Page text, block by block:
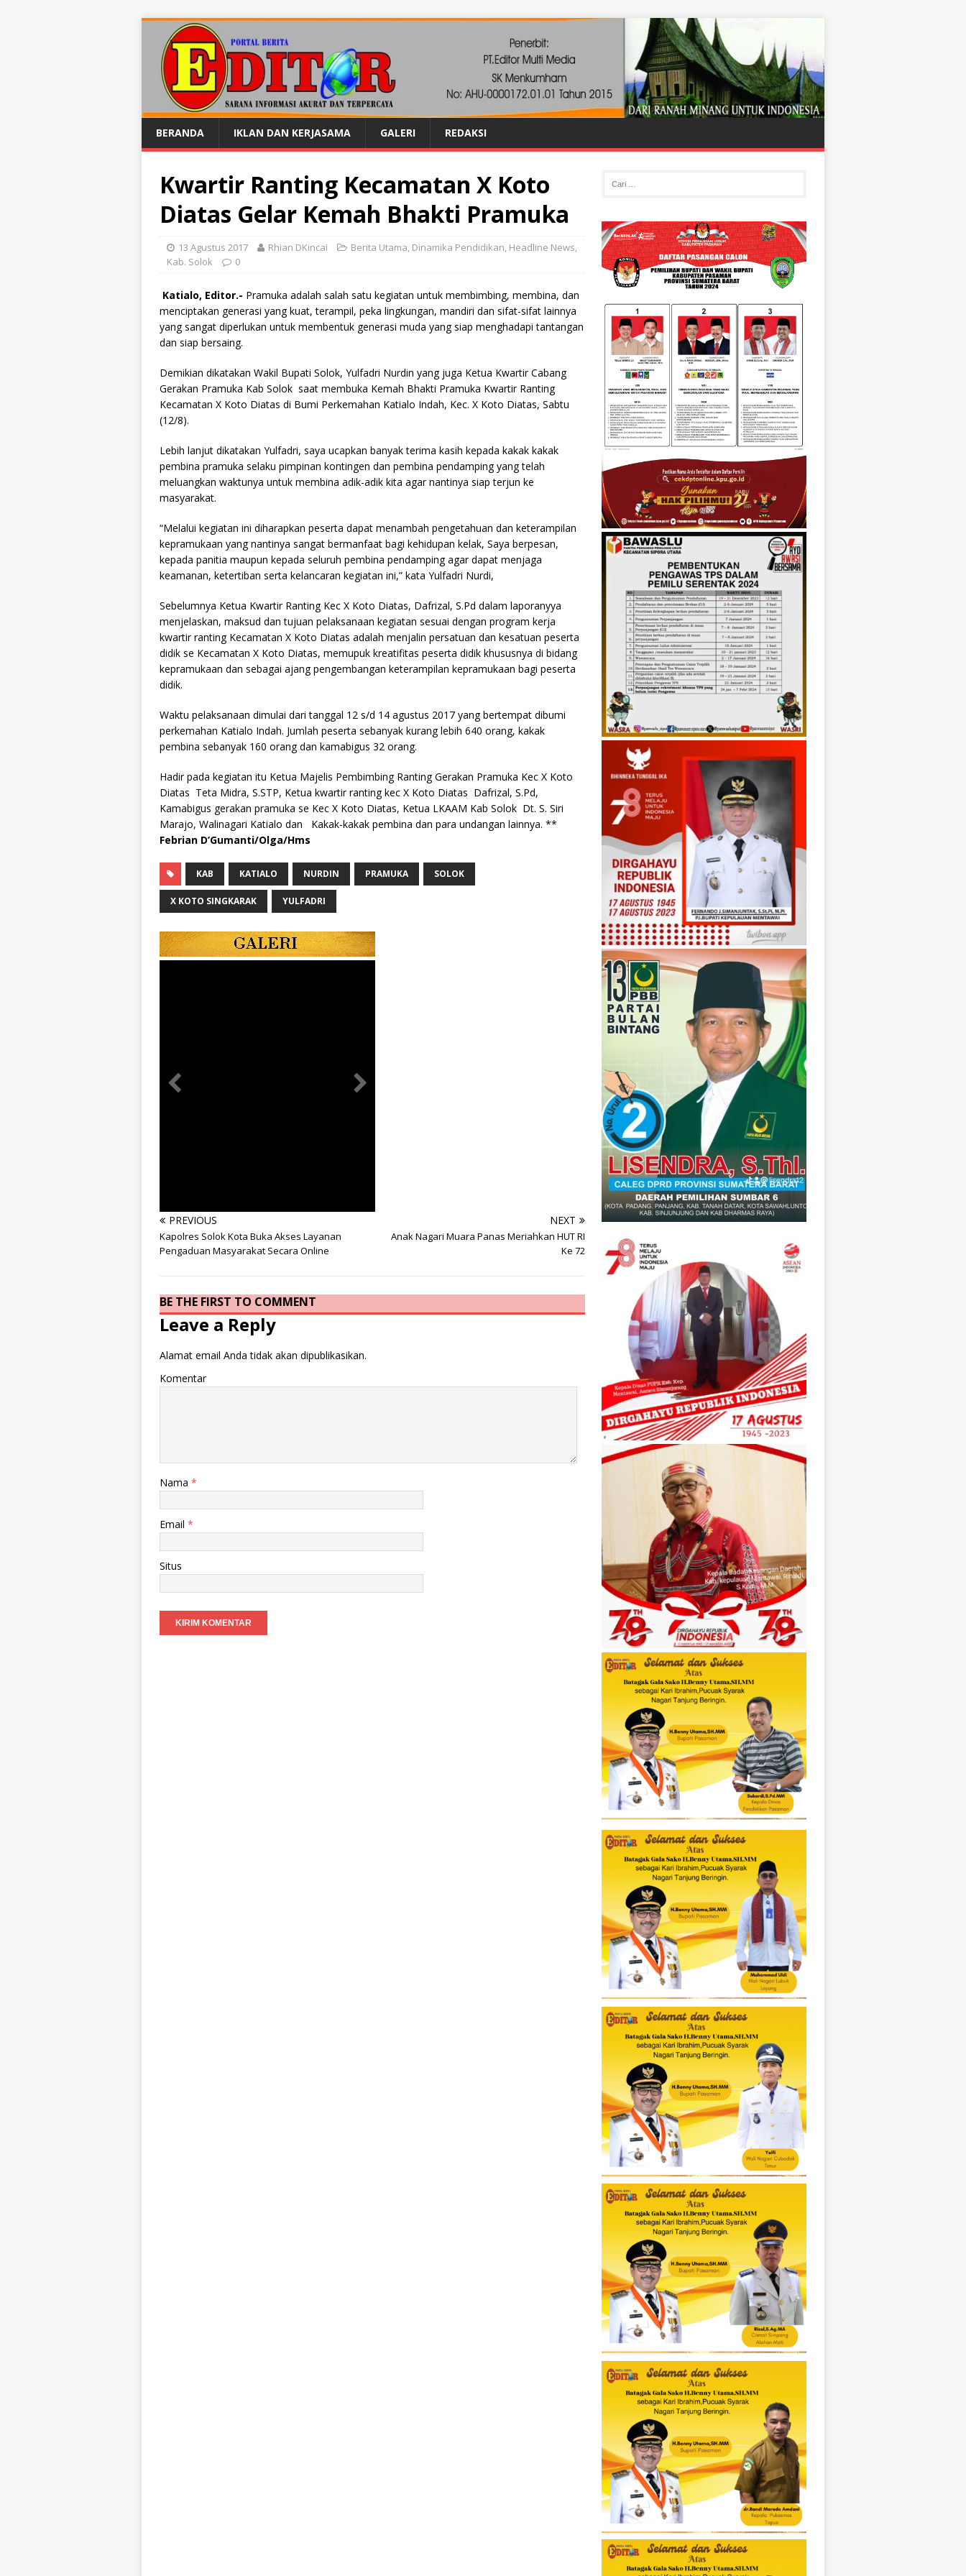
BERANDA IKLAN DAN KERJASAMA GALERI REDAKSI
Kwartir Ranting Kecamatan X Koto
Diatas Gelar Kemah Bhakti Pramuka
13 Agustus 2017 Rhian DKincai Berita Utama, Dinamika Pendidikan, Headline News,
Kab. Solok
0
Katialo, Editor.- Pramuka adalah salah satu kegiatan untuk membimbing, membina, dan
menciptakan generasi yang kuat, terampil, peka lingkungan, mandiri dan sifat-sifat lainnya
yang sangat diperlukan untuk membentuk generasi muda yang siap menghadapi tantangan
dan siap bersaing.
Demikian dikatakan Wakil Bupati Solok, Yulfadri Nurdin yang juga Ketua Kwartir Cabang
Gerakan Pramuka Kab Solok saat membuka Kemah Bhakti Pramuka Kwartir Ranting
Kecamatan X Koto Diatas di Bumi Perkemahan Katialo Indah, Kec. X Koto Diatas, Sabtu
(12/8).
Lebih lanjut dikatakan Yulfadri, saya ucapkan banyak terima kasih kepada kakak kakak
pembina pramuka selaku pimpinan kontingen dan pembina pendamping yang telah
meluangkan waktunya untuk membina adik-adik kita agar nantinya siap terjun ke
masyarakat.
“Melalui kegiatan ini diharapkan peserta dapat menambah pengetahuan dan keterampilan
kepramukaan yang nantinya sangat bermanfaat bagi kehidupan kelak, Saya berpesan,
kepada panitia maupun kepada seluruh pembina pendamping agar dapat menjaga
keamanan, ketertiban serta kelancaran kegiatan ini,” kata Yulfadri Nurdi,
Sebelumnya Ketua Kwartir Ranting Kec X Koto Diatas, Dafrizal, S.Pd dalam laporanyya
menjelaskan, maksud dan tujuan pelaksanaan kegiatan sesuai dengan program kerja
kwartir ranting Kecamatan X Koto Diatas adalah menjalin persatuan dan kesatuan peserta
didik se Kecamatan X Koto Diatas, memupuk kreatifitas peserta didik khususnya di bidang
kepramukaan dan sebagai ajang pengembangan keterampilan kepramukaan bagi peserta
didik.
Waktu pelaksanaan dimulai dari tanggal 12 s/d 14 agustus 2017 yang bertempat dibumi
perkemahan Katialo Indah. Jumlah peserta sebanyak kurang lebih 640 orang, kakak
pembina sebanyak 160 orang dan kamabigus 32 orang.
Hadir pada kegiatan itu Ketua Majelis Pembimbing Ranting Gerakan Pramuka Kec X Koto
Diatas Teta Midra, S.STP, Ketua kwartir ranting kec X Koto Diatas Dafrizal, S.Pd,
Kamabigus gerakan pramuka se Kec X Koto Diatas, Ketua LKAAM Kab Solok Dt. S. Siri
Marajo, Walinagari Katialo dan Kakak-kakak pembina dan para undangan lainnya. **
Febrian D’Gumanti/Olga/Hms
KAB KATIALO NURDIN PRAMUKA SOLOK
X KOTO SINGKARAK YULFADRI
info heading
info content
PREVIOUS
Kapolres Solok Kota Buka Akses Layanan
Pengaduan Masyarakat Secara Online
NEXT
Anak Nagari Muara Panas Meriahkan HUT RI
Ke 72
BE THE FIRST TO COMMENT
Leave a Reply
Alamat email Anda tidak akan dipublikasikan.
Komentar
Nama *
Email *
Situs